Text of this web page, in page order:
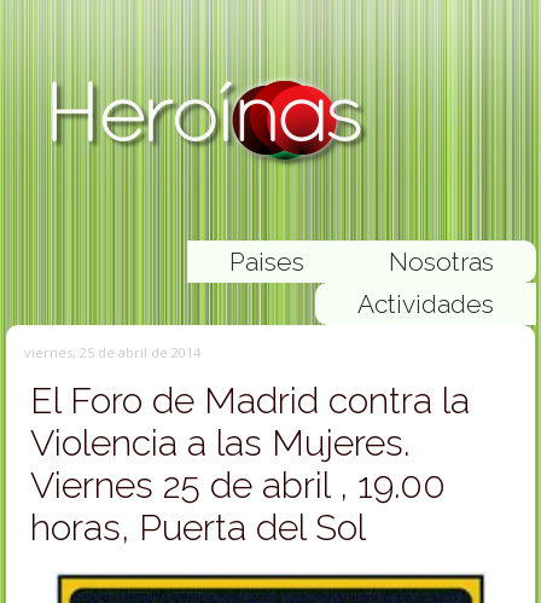
Nosotras
Paises
Actividades
viernes, 25 de abril de 2014
El Foro de Madrid contra la
Violencia a las Mujeres.
Viernes 25 de abril , 19.00
horas, Puerta del Sol